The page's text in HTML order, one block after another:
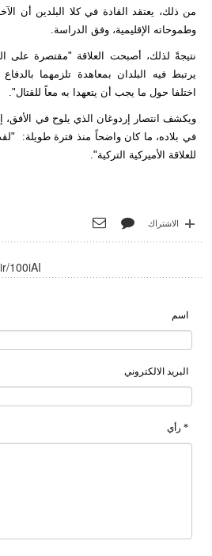
من ذلك، يعتقد القادة في كلا البلدين أن
وطموحاته الإقليمية، وفق الدراسة.
نتيجةً لذلك، أصبحت العلاقة "مقتصرة
يرتبط فيه البلدان بمعاهدة تلزمهما
اختلفا حول ما يجب أن يتعهدا به معاً للقتال".
ويكشف انتصار إردوغان الذي يلوح في الأفق،
في بلاده، ما كان واضحاً منذ فترة طويلة: "لقد
للعلاقة الأميركية التركية".
الاشتراك
100iAI
اسم
البريد الالكتروني
* رأي